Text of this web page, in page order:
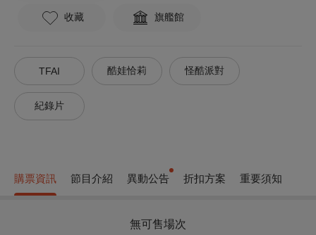
收藏 旗艦館
TFAI 酷娃恰莉 怪酷派對
紀錄片
購票資訊 節目介紹 異動公告 折扣方案 重要須知
無可售場次